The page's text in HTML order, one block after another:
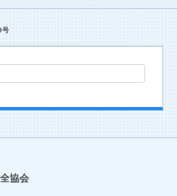
号
協会